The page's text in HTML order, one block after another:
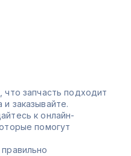
запчасть подходит
заказывайте.
к онлайн-
помогут